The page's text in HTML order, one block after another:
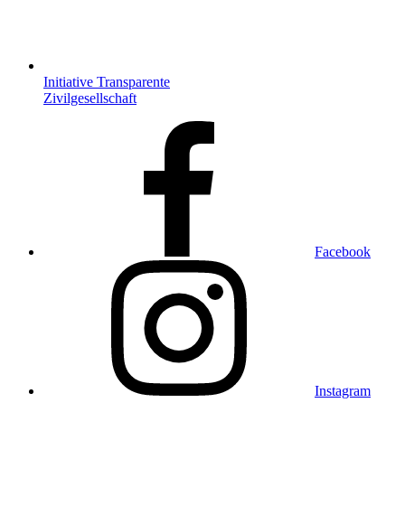
Initiative Transparente
Zivilgesellschaft
Facebook
Instagram